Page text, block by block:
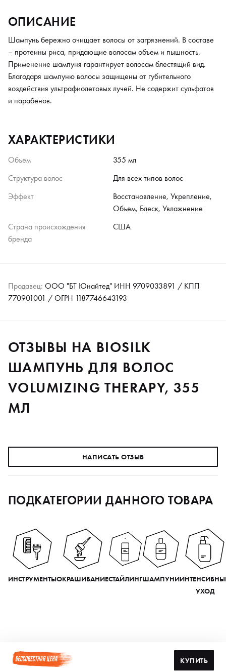
ОПИСАНИЕ
Шампунь бережно очищает волосы от загрязнений. В составе
– протеины риса, придающие волосам объем и пышность.
Применение шампуня гарантирует волосам блестящий вид.
Благодаря шампуню волосы защищены от губительного
воздействия ультрафиолетовых лучей. Не содержит сульфатов
и парабенов.
ХАРАКТЕРИСТИКИ
Объем
355 мл
Структура волос
Для всех типов волос
Эффект
Восстановление, Укрепление,
Объем, Блеск, Увлажнение
Страна происхождения
бренда
США
Продавец: ООО "БТ Юнайтед" ИНН 9709033891 / КПП
770901001 / ОГРН 1187746643193
ОТЗЫВЫ НА BIOSILK
ШАМПУНЬ ДЛЯ ВОЛОС
VOLUMIZING THERAPY, 355
МЛ
НАПИСАТЬ ОТЗЫВ
ПОДКАТЕГОРИИ ДАННОГО ТОВАРА
ИНСТРУМЕНТЫОКРАШИВАНИЕСТАЙЛИНГШАМПУНИ
УХОД
КУПИТЬ